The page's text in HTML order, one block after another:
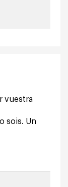
vuestra
sois. Un